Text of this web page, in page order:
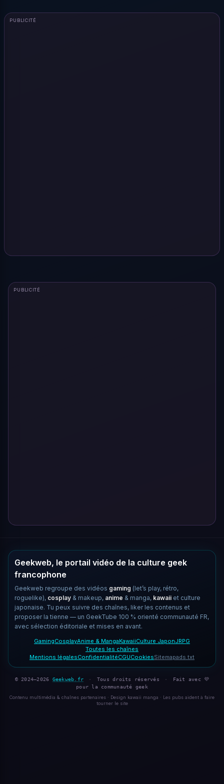
PUBLICITÉ
PUBLICITÉ
Geekweb, le portail vidéo de la culture geek
francophone
Geekweb regroupe des vidéos gaming (let’s play, rétro,
roguelike), cosplay & makeup, anime & manga, kawaii et culture
japonaise. Tu peux suivre des chaînes, liker les contenus et
proposer la tienne — un GeekTube 100 % orienté communauté FR,
avec sélection éditoriale et mises en avant.
GamingCosplayAnime & MangaKawaiiCulture JaponJRPG
Toutes les chaînes
Mentions légalesConfidentialitéCGUCookiesSitemapads.txt
© 2024–2026 Geekweb.fr · Tous droits réservés ·
Fait avec 💜
pour la communauté geek
Contenu multimédia & chaînes partenaires · Design kawaii manga · Les pubs aident à faire
tourner le site